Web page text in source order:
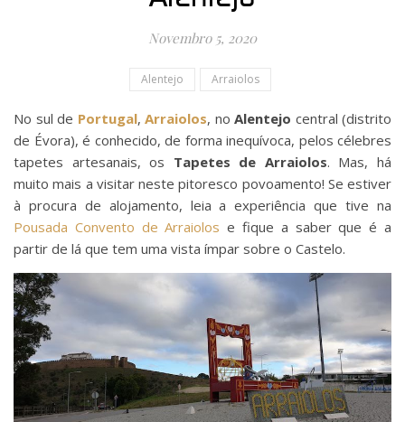
Novembro 5, 2020
Alentejo Arraiolos
No sul de Portugal, Arraiolos, no Alentejo central (distrito
de Évora), é conhecido, de forma inequívoca, pelos célebres
tapetes artesanais, os Tapetes de Arraiolos. Mas, há
muito mais a visitar neste pitoresco povoamento! Se estiver
à procura de alojamento, leia a experiência que tive na
Pousada Convento de Arraiolos e fique a saber que é a
partir de lá que tem uma vista ímpar sobre o Castelo.